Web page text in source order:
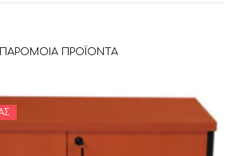
ΠΑΡΌΜΟΙΑ ΠΡΟΪΌΝΤΑ